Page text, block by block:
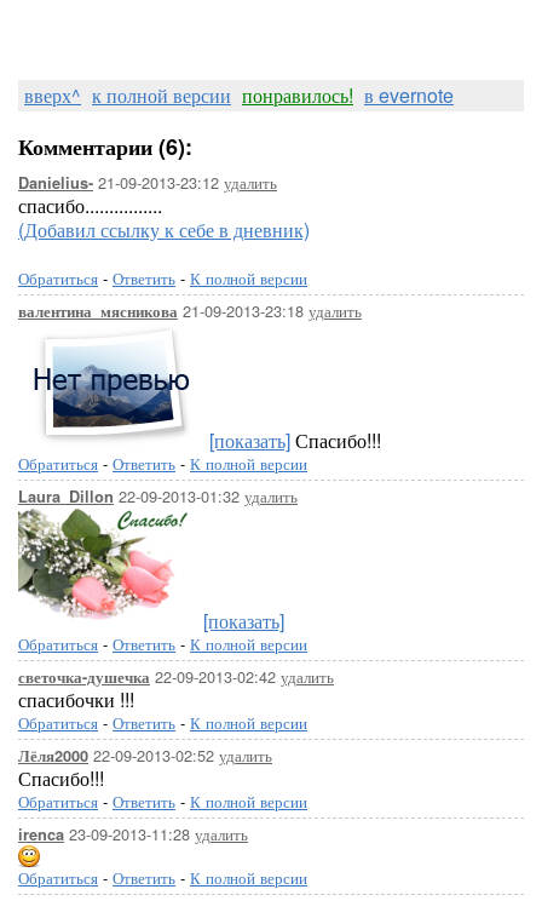
вверх^ к полной версии понравилось! в evernote
Комментарии (6):
Danielius- 21-09-2013-23:12 удалить
спасибо................
(Добавил ссылку к себе в дневник)
Обратиться - Ответить - К полной версии
валентина_мясникова 21-09-2013-23:18 удалить
[показать]Спасибо!!!
Обратиться - Ответить - К полной версии
Laura_Dillon 22-09-2013-01:32 удалить
[показать]
Обратиться - Ответить - К полной версии
светочка-душечка 22-09-2013-02:42 удалить
спасибочки !!!
Обратиться - Ответить - К полной версии
Лёля2000 22-09-2013-02:52 удалить
Спасибо!!!
Обратиться - Ответить - К полной версии
irenca 23-09-2013-11:28 удалить
Обратиться - Ответить - К полной версии